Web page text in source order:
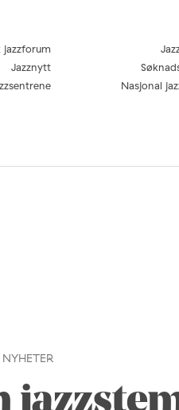
jazzforum
Jazznytt
Nasjonal
NYHETER